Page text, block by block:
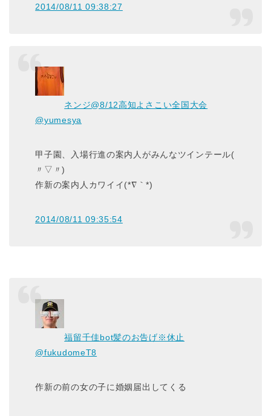
2014/08/11 09:38:27
ネンジ@8/12高知よさこい全国大会
@yumesya
甲子園、入場行進の案内人がみんなツインテール(
〃▽〃)
作新の案内人カワイイ(*∇｀*)
2014/08/11 09:35:54
福留千佳bot髪のお告げ※休止
@fukudomeT8
作新の前の女の子に婚姻届出してくる